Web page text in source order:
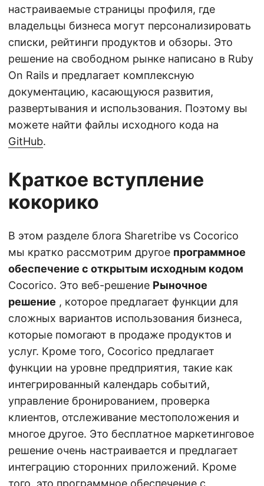
настраиваемые страницы профиля, где
владельцы бизнеса могут персонализировать
списки, рейтинги продуктов и обзоры. Это
решение на свободном рынке написано в Ruby
On Rails и предлагает комплексную
документацию, касающуюся развития,
развертывания и использования. Поэтому вы
можете найти файлы исходного кода на
GitHub.
Краткое вступление
кокорико
В этом разделе блога Sharetribe vs Cocorico
мы кратко рассмотрим другое программное
обеспечение с открытым исходным кодом
Cocorico. Это веб-решение Рыночное
решение , которое предлагает функции для
сложных вариантов использования бизнеса,
которые помогают в продаже продуктов и
услуг. Кроме того, Cocorico предлагает
функции на уровне предприятия, такие как
интегрированный календарь событий,
управление бронированием, проверка
клиентов, отслеживание местоположения и
многое другое. Это бесплатное маркетинговое
решение очень настраивается и предлагает
интеграцию сторонних приложений. Кроме
того, это программное обеспечение с